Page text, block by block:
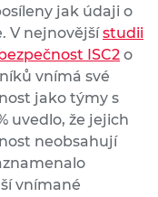
jak údaji o
V nejnovějšístudii
ISC2 o
vnímá své
jako týmy s
uvedlo, že jejich
neobsahují
vnímané